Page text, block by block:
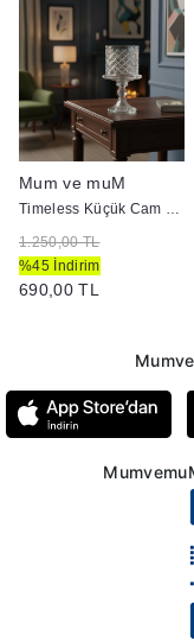
Mum ve muM
Timeless Küçük Cam Mumluk
1.250,00 TL
%45 İndirim
690,00 TL